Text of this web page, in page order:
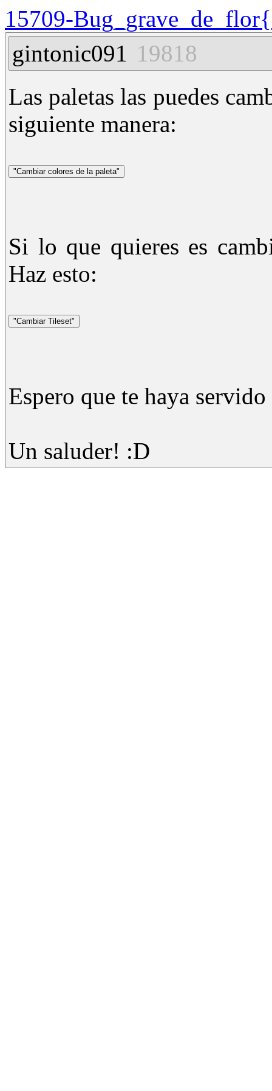
15709-
gintonic091 19818
Las paletas las puedes
siguiente manera:
Si lo que quieres es
Haz esto:
Espero que te haya
Un saluder! :D